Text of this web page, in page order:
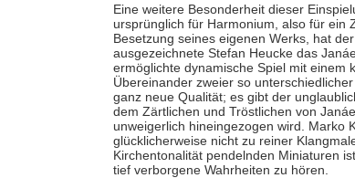
Eine weitere Besonderheit dieser
ursprünglich für Harmonium, also für ein
Besetzung seines eigenen Werks, hat
ausgezeichnete Stefan Heucke das
ermöglichte dynamische Spiel mit einem
Übereinander zweier so
ganz neue Qualität; es gibt der
dem Zärtlichen und Tröstlichen von
unweigerlich hineingezogen wird. Marko
glücklicherweise nicht zu reiner
Kirchentonalität pendelnden Miniaturen
tief verborgene Wahrheiten zu hören.